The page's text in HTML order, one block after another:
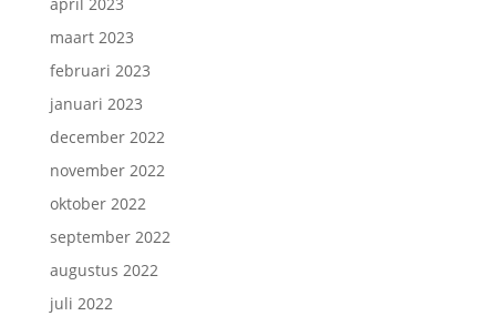
maart 2023
februari 2023
januari 2023
december 2022
november 2022
oktober 2022
september 2022
augustus 2022
juli 2022